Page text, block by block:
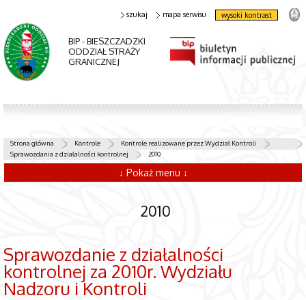
BIP - BIESZCZADZKI
ODDZIAŁ STRAŻY
GRANICZNEJ
szukaj mapa serwisu wysoki kontrast
Strona główna Kontrole
Kontrole realizowane przez Wydział Kontroli
Sprawozdania z działalności kontrolnej
2010
↓ Pokaż menu ↓
2010
Sprawozdanie z działalności
kontrolnej za 2010r. Wydziału
Nadzoru i Kontroli